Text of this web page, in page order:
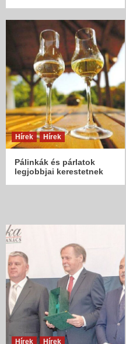
Hírek Hírek
Pálinkák és párlatok
legjobbjai kerestetnek
Hírek Hírek